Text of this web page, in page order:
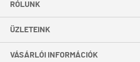
RÓLUNK
ÜZLETEINK
VÁSÁRLÓI INFORMÁCIÓK